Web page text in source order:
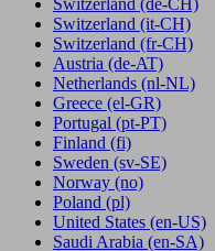
Switzerland (de-CH)
Switzerland (it-CH)
Switzerland (fr-CH)
Austria (de-AT)
Netherlands (nl-NL)
Greece (el-GR)
Portugal (pt-PT)
Finland (fi)
Sweden (sv-SE)
Norway (no)
Poland (pl)
United States (en-US)
Saudi Arabia (en-SA)